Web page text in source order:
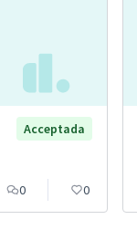
Acceptada
0 0